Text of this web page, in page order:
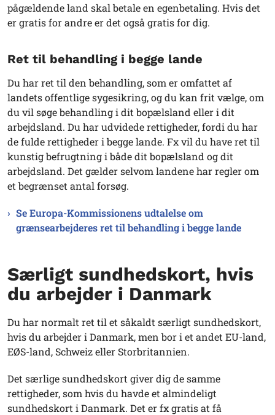
pågældende land skal betale en egenbetaling. Hvis det
er gratis for andre er det også gratis for dig.
Ret til behandling i begge lande
Du har ret til den behandling, som er omfattet af
landets offentlige sygesikring, og du kan frit vælge, om
du vil søge behandling i dit bopælsland eller i dit
arbejdsland. Du har udvidede rettigheder, fordi du har
de fulde rettigheder i begge lande. Fx vil du have ret til
kunstig befrugtning i både dit bopælsland og dit
arbejdsland. Det gælder selvom landene har regler om
et begrænset antal forsøg.
Se Europa-Kommissionens udtalelse om
grænsearbejderes ret til behandling i begge lande
Særligt sundhedskort, hvis
du arbejder i Danmark
Du har normalt ret til et såkaldt særligt sundhedskort,
hvis du arbejder i Danmark, men bor i et andet EU-land,
EØS-land, Schweiz eller Storbritannien.
Det særlige sundhedskort giver dig de samme
rettigheder, som hvis du havde et almindeligt
sundhedskort i Danmark. Det er fx gratis at få